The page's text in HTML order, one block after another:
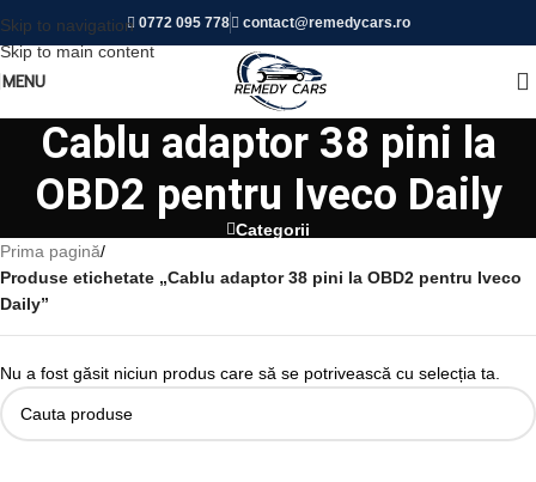
Skip to navigation
Skip to main content
Luni-Vineri:09:00 - 17:00 | Sâmbătă:09:00 - 12:00 | Duminică:
ÎNCHIS!
0772 095 778 contact@remedycars.ro
MENU
Cablu adaptor 38 pini la
OBD2 pentru Iveco Daily
Categorii
Prima pagină/
Produse etichetate „Cablu adaptor 38 pini la OBD2 pentru Iveco
Daily”
Nu a fost găsit niciun produs care să se potrivească cu selecția ta.